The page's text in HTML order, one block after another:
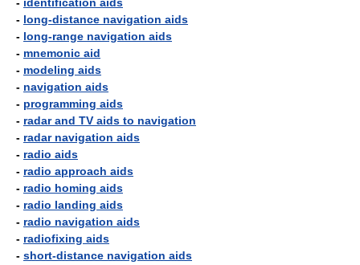
- long-distance navigation aids
- long-range navigation aids
- mnemonic aid
- modeling aids
- navigation aids
- programming aids
- radar and TV aids to navigation
- radar navigation aids
- radio aids
- radio approach aids
- radio homing aids
- radio landing aids
- radio navigation aids
- radiofixing aids
- short-distance navigation aids